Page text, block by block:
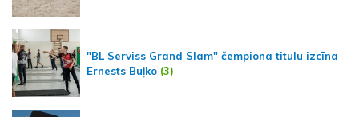
"BL Serviss Grand Slam" čempiona titulu izcīna
Ernests Buļko (3)